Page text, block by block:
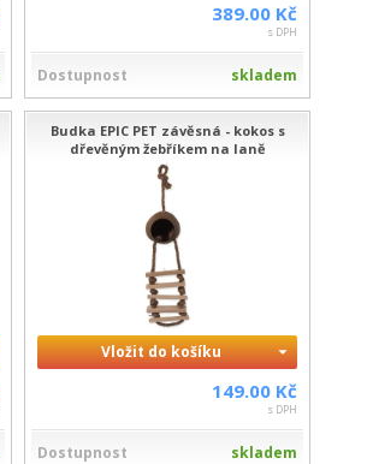
389.00 Kč
s DPH
Dostupnost skladem
Budka EPIC PET závěsná - kokos s
dřevěným žebříkem na laně
Vložit do košíku
149.00 Kč
s DPH
Dostupnost skladem